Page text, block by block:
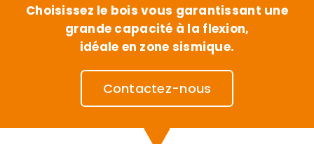
Choisissez le bois vous garantissant une
grande capacité à la flexion,
idéale en zone sismique.
Contactez-nous